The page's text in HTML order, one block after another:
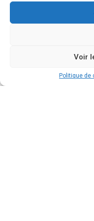
Voir
Politique de
En application des
« Informatique et
vous disposez d’un
suppression des
ventdesfamilles.fr
1 Avenue du Général